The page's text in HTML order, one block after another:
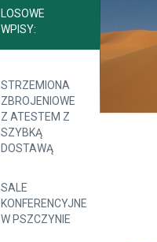
LOSOWE
WPISY:
STRZEMIONA
ZBROJENIOWE
Z ATESTEM Z
SZYBKĄ
DOSTAWĄ
SALE
KONFERENCYJNE
W PSZCZYNIE